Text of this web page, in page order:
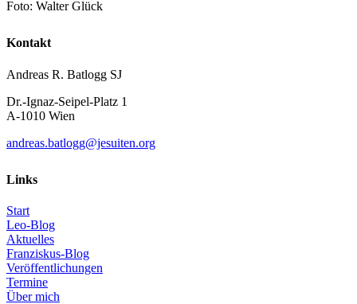
Foto: Walter Glück
Kontakt
Andreas R. Batlogg SJ
Dr.-Ignaz-Seipel-Platz 1
A-1010 Wien
andreas.batlogg@jesuiten.org
Links
Start
Leo-Blog
Aktuelles
Franziskus-Blog
Veröffentlichungen
Termine
Über mich